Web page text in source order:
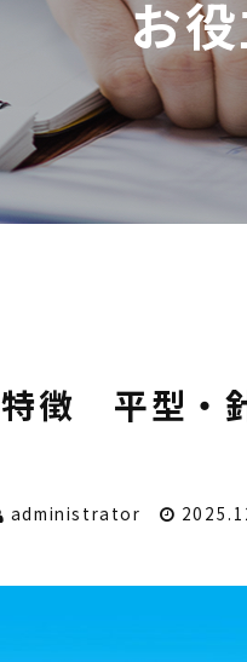
お
徴 平型・
administrator